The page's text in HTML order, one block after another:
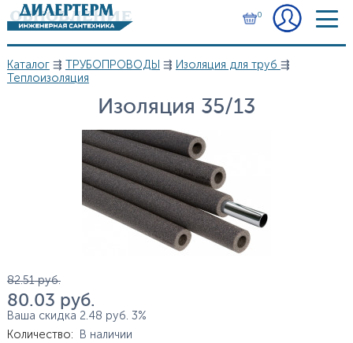
Перейти к основному содержанию
0
Вы здесь
Каталог⇶ ТРУБОПРОВОДЫ ⇶ Изоляция для труб ⇶
Теплоизоляция
Изоляция 35/13
Цена
82.51 руб.
80.03 руб.
Ваша скидка 2.48 руб. 3%
Количество:
В наличии